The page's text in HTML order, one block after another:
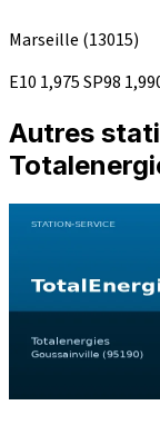
Marseille (13015)
E10 1,975SP98
Autres